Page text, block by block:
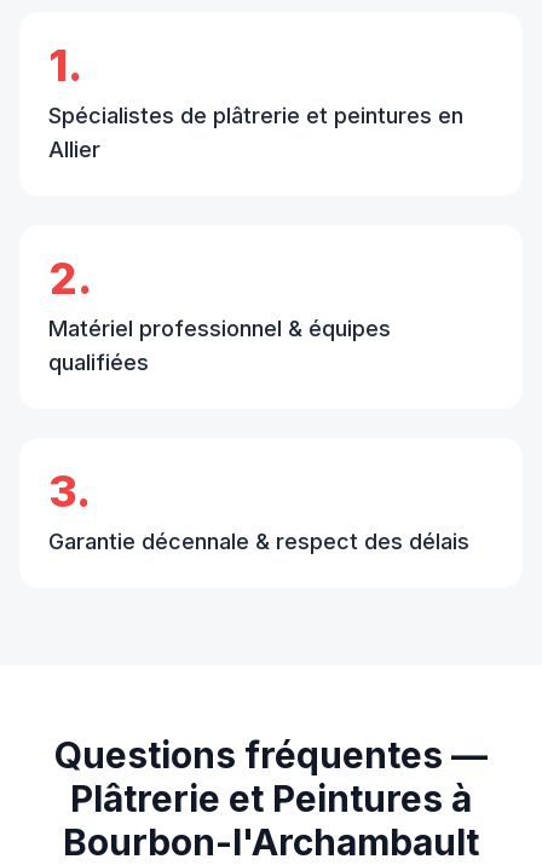
1.
Spécialistes de plâtrerie et peintures en
Allier
2.
Matériel professionnel & équipes
qualifiées
3.
Garantie décennale & respect des délais
Questions fréquentes —
Plâtrerie et Peintures à
Bourbon-l'Archambault